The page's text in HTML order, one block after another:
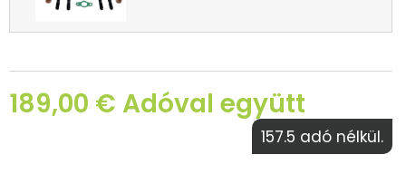
189,00 € Adóval együtt
157.5 adó nélkül.